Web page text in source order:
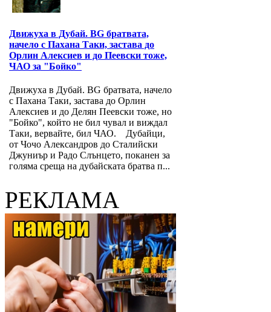
Движуха в Дубай. BG братвата,
начело с Пахана Таки, застава до
Орлин Алексиев и до Пеевски тоже,
ЧАО за "Бойко"
Движуха в Дубай. BG братвата, начело
с Пахана Таки, застава до Орлин
Алексиев и до Делян Пеевски тоже, но
"Бойко", който не бил чувал и виждал
Таки, вервайте, бил ЧАО. Дубайци,
от Чочо Александров до Сталийски
Джуниър и Радо Слънцето, поканен за
голяма среща на дубайската братва п...
РЕКЛАМА